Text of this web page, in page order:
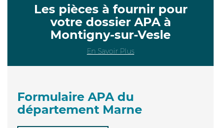
Les pièces à fournir pour
votre dossier APA à
Montigny-sur-Vesle
En Savoir Plus
Formulaire APA du
département Marne